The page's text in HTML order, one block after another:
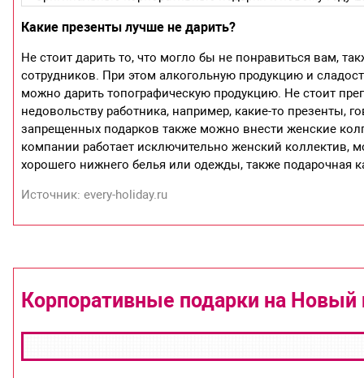
Какие презенты лучше не дарить?
Не стоит дарить то, что могло бы не понравиться вам,
сотрудников. При этом алкогольную продукцию и
можно дарить топографическую продукцию. Не стоит
недовольству работника, например, какие-то
запрещенных подарков также можно внести женские
компании работает исключительно женский коллектив,
хорошего нижнего белья или одежды, также подарочная
Источник: every-holiday.ru
Корпоративные подарки на Новый